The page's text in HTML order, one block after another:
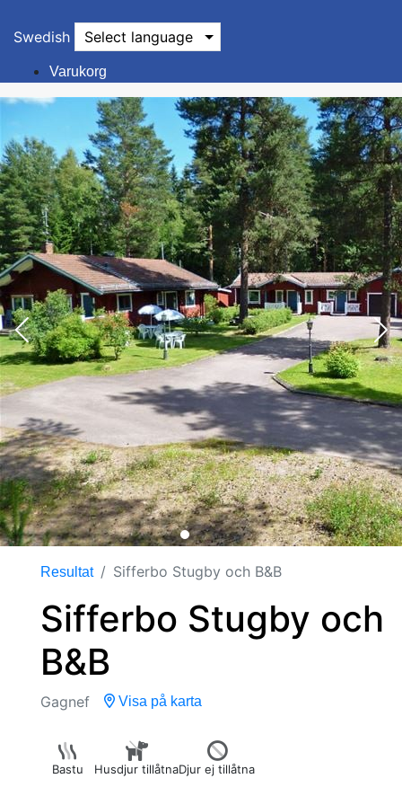
Swedish Select language
Varukorg
Resultat Sifferbo Stugby och B&B
Sifferbo Stugby och
B&B
Gagnef Visa på karta
Bastu Husdjur tillåtnaDjur ej tillåtna